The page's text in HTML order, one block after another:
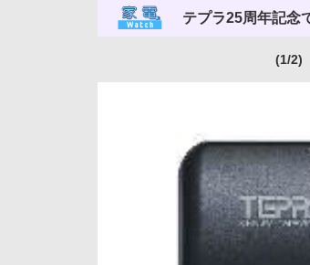
テプラ25周年記念
(1/2)